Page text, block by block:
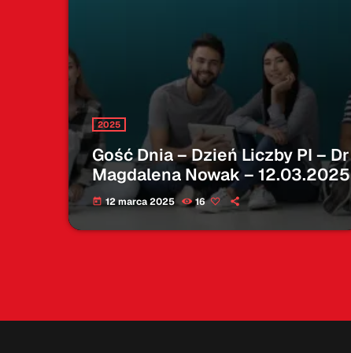
2025
Gość Dnia – Dzień Liczby PI – Dr
Magdalena Nowak – 12.03.2025
today 12 marca 2025 16